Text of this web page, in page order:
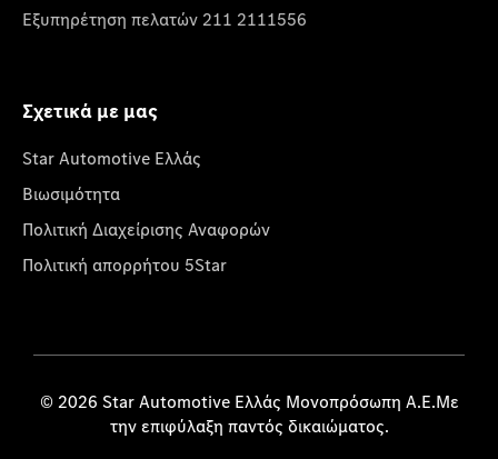
Εξυπηρέτηση πελατών 211 2111556
Σχετικά με μας
Star Automotive Ελλάς
Βιωσιμότητα
Πολιτική Διαχείρισης Αναφορών
Πολιτική απορρήτου 5Star
© 2026 Star Automotive Ελλάς Μονοπρόσωπη Α.Ε.Με
την επιφύλαξη παντός δικαιώματος.